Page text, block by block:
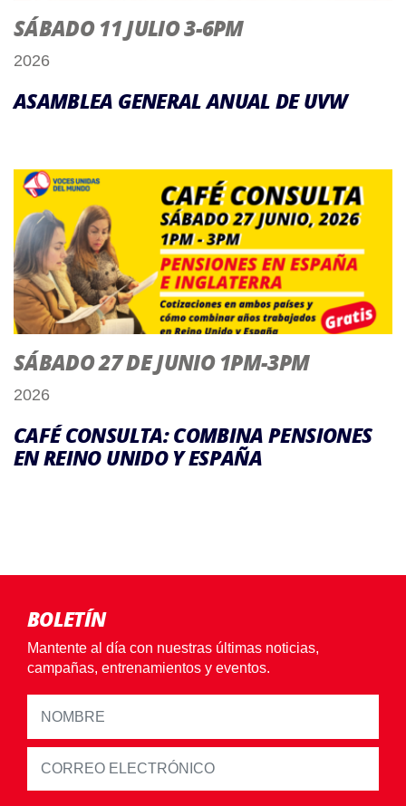
SÁBADO 11 JULIO 3-6PM
2026
ASAMBLEA GENERAL ANUAL DE UVW
SÁBADO 27 DE JUNIO 1PM-3PM
2026
CAFÉ CONSULTA: COMBINA PENSIONES
EN REINO UNIDO Y ESPAÑA
BOLETÍN
Mantente al día con nuestras últimas noticias,
campañas, entrenamientos y eventos.